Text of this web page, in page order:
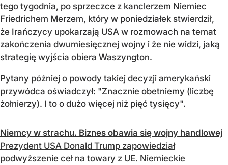
tego tygodnia, po sprzeczce z kanclerzem Niemiec
Friedrichem Merzem, który w poniedziałek stwierdził,
że Irańczycy upokarzają USA w rozmowach na temat
zakończenia dwumiesięcznej wojny i że nie widzi, jaką
strategię wyjścia obiera Waszyngton.
Pytany później o powody takiej decyzji amerykański
przywódca oświadczył: "Znacznie obetniemy (liczbę
żołnierzy). I to o dużo więcej niż pięć tysięcy".
Niemcy w strachu. Biznes obawia się wojny handlowej
Prezydent USA Donald Trump zapowiedział
podwyższenie ceł na towary z UE. Niemieckie